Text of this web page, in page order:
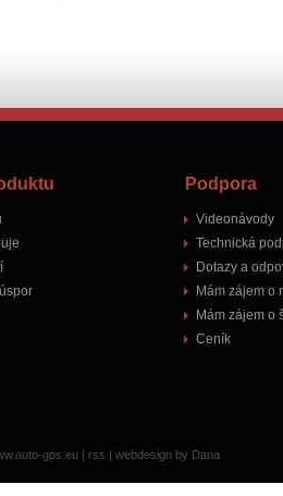
Podpora
Videonávody
Technická
Dotazy a
Mám zájem o
Mám zájem o
Ceník
gps.eu| rss | webdesign by Dana